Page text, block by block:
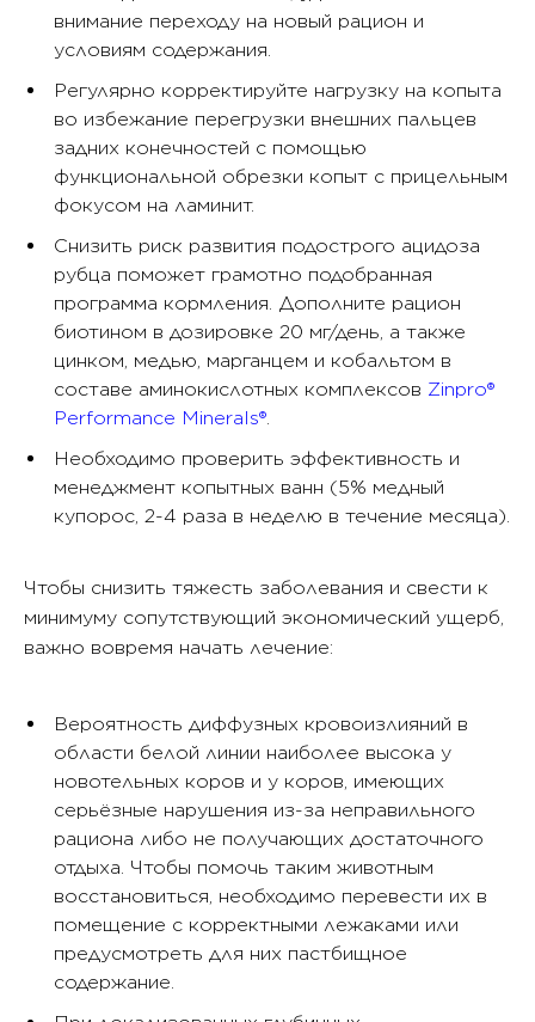
внимание переходу на новый рацион и
условиям содержания.
Регулярно корректируйте нагрузку на копыта
во избежание перегрузки внешних пальцев
задних конечностей с помощью
функциональной обрезки копыт с прицельным
фокусом на ламинит.
Снизить риск развития подострого ацидоза
рубца поможет грамотно подобранная
программа кормления. Дополните рацион
биотином в дозировке 20 мг/день, а также
цинком, медью, марганцем и кобальтом в
составе аминокислотных комплексов Zinpro®
Performance Minerals®.
Необходимо проверить эффективность и
менеджмент копытных ванн (5% медный
купорос, 2-4 раза в неделю в течение месяца).
Чтобы снизить тяжесть заболевания и свести к
минимуму сопутствующий экономический ущерб,
важно вовремя начать лечение:
Вероятность диффузных кровоизлияний в
области белой линии наиболее высока у
новотельных коров и у коров, имеющих
серьёзные нарушения из-за неправильного
рациона либо не получающих достаточного
отдыха. Чтобы помочь таким животным
восстановиться, необходимо перевести их в
помещение с корректными лежаками или
предусмотреть для них пастбищное
содержание.